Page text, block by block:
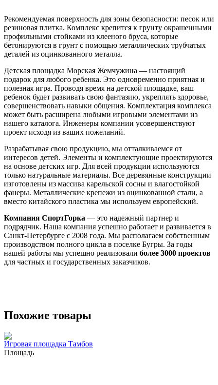
Рекомендуемая поверхность для зоны безопасности: песок или
резиновая плитка. Комплекс крепится к грунту окрашенными
профильными стойками из клееного бруса, которые
бетонируются в грунт с помощью металлических трубчатых
деталей из оцинкованного металла.
Детская площадка Морская Жемчужина — настоящий
подарок для любого ребенка. Это одновременно приятная и
полезная игра. Проводя время на детской площадке, ваш
ребенок будет развивать свою фантазию, укреплять здоровье,
совершенствовать навыки общения. Комплектация комплекса
может быть расширена любыми игровыми элементами из
нашего каталога. Инженеры компании усовершенствуют
проект исходя из ваших пожеланий.
Разрабатывая свою продукцию, мы отталкиваемся от
интересов детей. Элементы и комплектующие проектируются
на основе детских игр. Для всей продукции используются
только натуральные материалы. Все деревянные конструкции
изготовлены из массива карельской сосны и влагостойкой
фанеры. Металлические крепежи из оцинкованной стали, а
вместо китайского пластика мы используем европейский.
Компания СпортГорка — это надежный партнер и
подрядчик. Наша компания успешно работает и развивается в
Санкт-Петербурге с 2008 года. Мы располагаем собственным
производством полного цикла в поселке Бугры. За годы
нашей работы мы успешно реализовали более 3000 проектов
для частных и государственных заказчиков.
Похожие товары
Игровая площадка Тамбов
Площадь